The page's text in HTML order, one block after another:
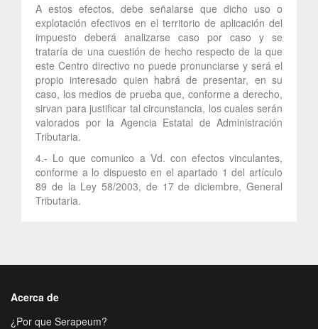
A estos efectos, debe señalarse que dicho uso o
explotación efectivos en el territorio de aplicación del
impuesto deberá analizarse caso por caso y se
trataría de una cuestión de hecho respecto de la que
este Centro directivo no puede pronunciarse y será el
propio interesado quien habrá de presentar, en su
caso, los medios de prueba que, conforme a derecho,
sirvan para justificar tal circunstancia, los cuales serán
valorados por la Agencia Estatal de Administración
Tributaria.
4.- Lo que comunico a Vd. con efectos vinculantes,
conforme a lo dispuesto en el apartado 1 del artículo
89 de la Ley 58/2003, de 17 de diciembre, General
Tributaria.
Acerca de
¿Por que Serapeum?